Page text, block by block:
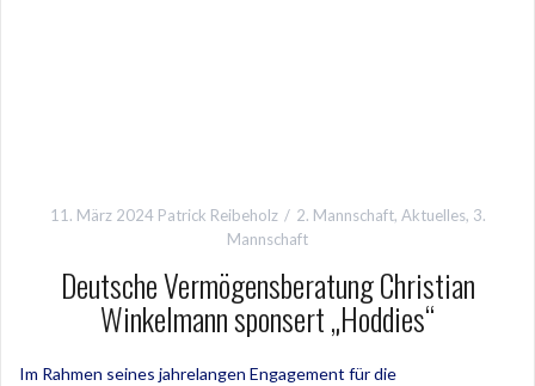
11. März 2024 Patrick Reibeholz 2. Mannschaft, Aktuelles, 3.
Mannschaft
Deutsche Vermögensberatung Christian
Winkelmann sponsert „Hoddies“
Im Rahmen seines jahrelangen Engagement für die